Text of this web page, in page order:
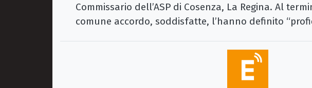
Commissario dell’ASP di Cosenza, La Regina. Al
comune accordo, soddisfatte, l’hanno definito